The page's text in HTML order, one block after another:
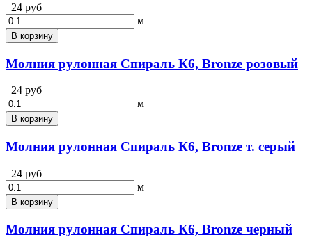
24 руб
м
В корзину
Молния рулонная Спираль К6, Bronze розовый
24 руб
м
В корзину
Молния рулонная Спираль К6, Bronze т. серый
24 руб
м
В корзину
Молния рулонная Спираль К6, Bronze черный